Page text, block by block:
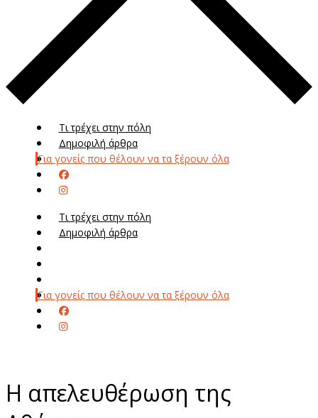
Τι τρέχει στην πόλη
Δημοφιλή άρθρα
Για γονείς που θέλουν να τα ξέρουν όλα
Τι τρέχει στην πόλη
Δημοφιλή άρθρα
Για γονείς που θέλουν να τα ξέρουν όλα
Η απελευθέρωση της